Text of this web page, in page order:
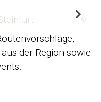
©
der Region sowie